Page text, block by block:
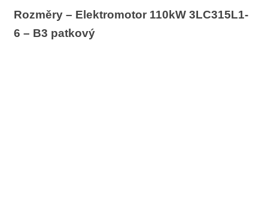
Rozměry – Elektromotor 110kW 3LC315L1-
6 – B3 patkový